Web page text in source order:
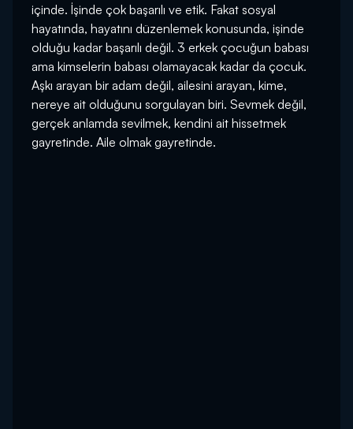
içinde. İşinde çok başarılı ve etik. Fakat sosyal
hayatında, hayatını düzenlemek konusunda, işinde
olduğu kadar başarılı değil. 3 erkek çocuğun babası
ama kimselerin babası olamayacak kadar da çocuk.
Aşkı arayan bir adam değil, ailesini arayan, kime,
nereye ait olduğunu sorgulayan biri. Sevmek değil,
gerçek anlamda sevilmek, kendini ait hissetmek
gayretinde. Aile olmak gayretinde.